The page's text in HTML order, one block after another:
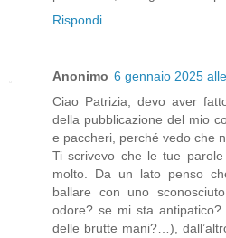
Rispondi
Anonimo 6 gennaio 2025
Ciao Patrizia, devo aver
della pubblicazione del mio
e paccheri, perché vedo che
Ti scrivevo che le tue
molto. Da un lato penso
ballare con uno
odore? se mi sta
delle brutte mani?…),